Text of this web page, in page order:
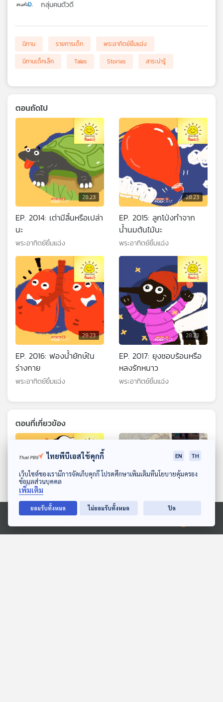
ดาวน์โหลด Thai PBS Podcast Application
Ⓒ 2020 องค์การกระจายเสียงและแพร่ภาพสาธารณะแห่งประเทศไทย
กลุ่มคนตัวดี
นิทาน รายการเด็ก
พระอาทิตย์ยิ้มแฉ่ง
นิทานเด็กเล็ก
Tales Stories สาระน่ารู้
ตอนถัดไป
28:23
EP. 2014: เต่ามีลิ้นหรือเปล่า
นะ
พระอาทิตย์ยิ้มแฉ่ง
28:23
EP. 2015: ลูกโป่งทำจาก
น้ำนมต้นไม้นะ
พระอาทิตย์ยิ้มแฉ่ง
28:23
EP. 2016: ฟองน้ำยักษ์ใน
ร่างกาย
พระอาทิตย์ยิ้มแฉ่ง
28:23
EP. 2017: ยุงชอบร้อนหรือ
หลงรักหนาว
พระอาทิตย์ยิ้มแฉ่ง
ตอนที่เกี่ยวข้อง
28:23
EP. 2062: ทำไมยิ่งเหนื่อย
EP. 21: ล่องไพร มนุษย์
ไทยพีบีเอสใช้คุกกี้ EN TH
เว็บไซต์ของเรามีการจัดเก็บคุกกี้ โปรดศึกษาเพิ่มเติมที่นโยบายคุ้มครอง
ข้อมูลส่วนบุคคล
เพิ่มเติม
ยอมรับทั้งหมด ไม่ยอมรับทั้งหมด ปิด